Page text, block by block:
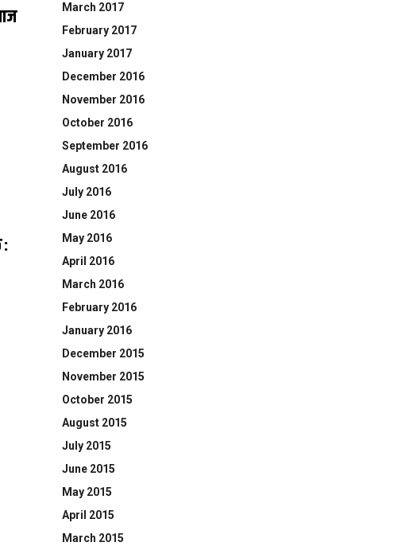
:
March 2017
February 2017
January 2017
December 2016
November 2016
October 2016
September 2016
August 2016
July 2016
June 2016
May 2016
April 2016
March 2016
February 2016
January 2016
December 2015
November 2015
October 2015
August 2015
July 2015
June 2015
May 2015
April 2015
March 2015